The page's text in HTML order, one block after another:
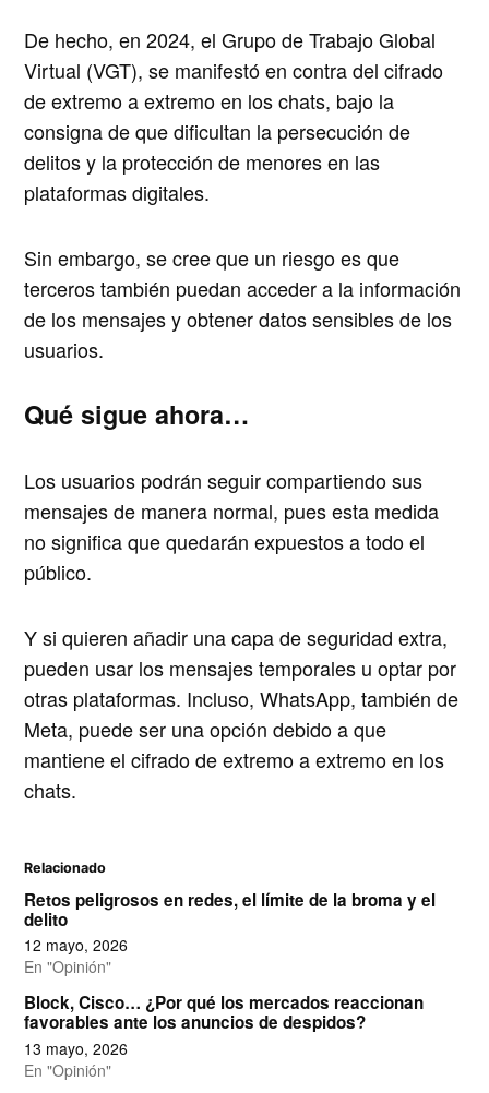
De hecho, en 2024, el Grupo de Trabajo Global
Virtual (VGT), se manifestó en contra del cifrado
de extremo a extremo en los chats, bajo la
consigna de que dificultan la persecución de
delitos y la protección de menores en las
plataformas digitales.
Sin embargo, se cree que un riesgo es que
terceros también puedan acceder a la información
de los mensajes y obtener datos sensibles de los
usuarios.
Qué sigue ahora…
Los usuarios podrán seguir compartiendo sus
mensajes de manera normal, pues esta medida
no significa que quedarán expuestos a todo el
público.
Y si quieren añadir una capa de seguridad extra,
pueden usar los mensajes temporales u optar por
otras plataformas. Incluso, WhatsApp, también de
Meta, puede ser una opción debido a que
mantiene el cifrado de extremo a extremo en los
chats.
Relacionado
Retos peligrosos en redes, el límite de la broma y el
delito
12 mayo, 2026
En "Opinión"
Block, Cisco… ¿Por qué los mercados reaccionan
favorables ante los anuncios de despidos?
13 mayo, 2026
En "Opinión"